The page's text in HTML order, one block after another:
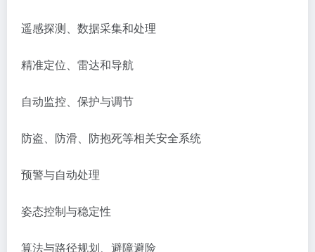
遥感探测、数据采集和处理
精准定位、雷达和导航
自动监控、保护与调节
防盗、防滑、防抱死等相关安全系统
预警与自动处理
姿态控制与稳定性
算法与路径规划、避障避险